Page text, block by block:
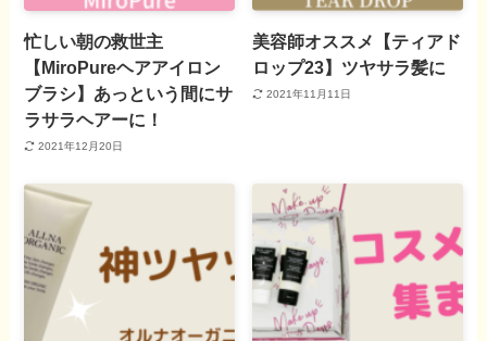
忙しい朝の救世主
【MiroPureヘアアイロン
ブラシ】あっという間にサ
ラサラヘアーに！
2021年12月20日
美容師オススメ【ティアド
ロップ23】ツヤサラ髪に
2021年11月11日